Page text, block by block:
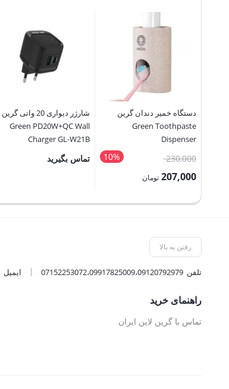
دستگاه خمیر دندان گرین
Green Toothpaste
Dispenser
10% 230,000قیمت
اصلی:
بود.
207,000 تومان
شارژر دیواری 20 واتی گرین
Green PD20W+QC Wall
Charger GL-W21B
تماس بگیرید
رفتن به بالا
تلفن07152253072،09917825009،09120792979 ایمیل
راهنمای خرید
تماس با گرین لاین ایران